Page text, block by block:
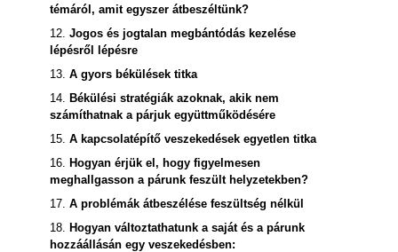
témáról, amit egyszer átbeszéltünk?
12. Jogos és jogtalan megbántódás kezelése
lépésről lépésre
13. A gyors békülések titka
14.
Békülési stratégiák azoknak, akik nem
számíthatnak a párjuk együttműködésére
15. A kapcsolatépítő veszekedések egyetlen titka
16.
Hogyan érjük el, hogy figyelmesen
meghallgasson a párunk feszült helyzetekben?
17. A problémák átbeszélése feszültség nélkül
18.
Hogyan változtathatunk a saját és a párunk
hozzáállásán egy veszekedésben: